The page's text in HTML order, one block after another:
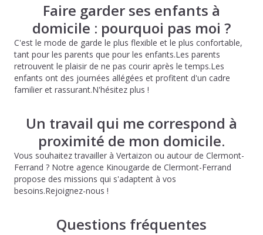
Faire garder ses enfants à
domicile : pourquoi pas moi ?
C'est le mode de garde le plus flexible et le plus confortable,
tant pour les parents que pour les enfants.Les parents
retrouvent le plaisir de ne pas courir après le temps.Les
enfants ont des journées allégées et profitent d'un cadre
familier et rassurant.N'hésitez plus !
Un travail qui me correspond à
proximité de mon domicile.
Vous souhaitez travailler à Vertaizon ou autour de Clermont-
Ferrand ? Notre agence Kinougarde de Clermont-Ferrand
propose des missions qui s'adaptent à vos
besoins.Rejoignez-nous !
Questions fréquentes